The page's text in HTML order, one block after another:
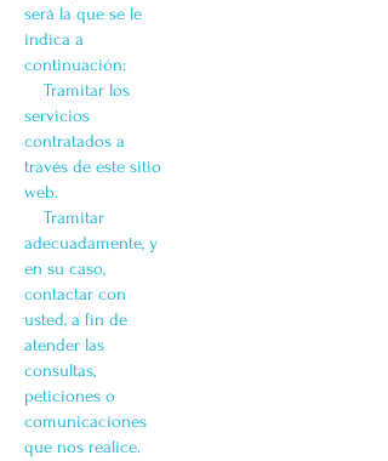
será la que se le
indica a
continuación:
Tramitar los
servicios
contratados a
través de este sitio
web.
Tramitar
adecuadamente, y
en su caso,
contactar con
usted, a fin de
atender las
consultas,
peticiones o
comunicaciones
que nos realice.